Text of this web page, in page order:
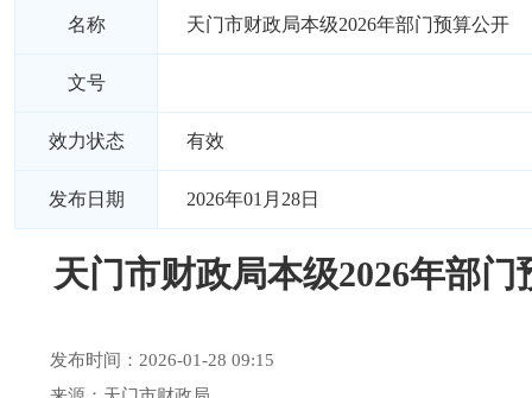
名称 天门市财政局本级2026年部门预算公开
文号
效力状态 有效
发布日期 2026年01月28日
天门市财政局本级2026年部门
发布时间：2026-01-28 09:15